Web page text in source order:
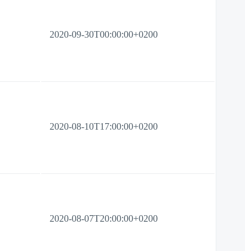
2020-09-30T00:00:00+0200
2020-08-10T17:00:00+0200
2020-08-07T20:00:00+0200